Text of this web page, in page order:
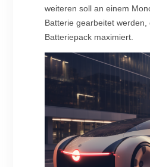
weiteren soll an einem
Batterie gearbeitet werden,
Batteriepack maximiert.